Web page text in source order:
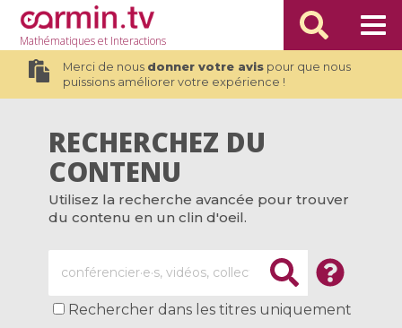
Mathématiqueset Interactions
Merci de nous donner votre avispour que nous
puissions améliorer votre expérience !
RECHERCHEZ DU
CONTENU
Utilisez la recherche avancée pour trouver
du contenu en un clin d'oeil.
Rechercher dans les titres uniquement